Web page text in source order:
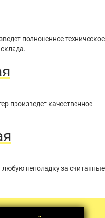
полноценное техническое
произведет качественное
неполадку за считанные